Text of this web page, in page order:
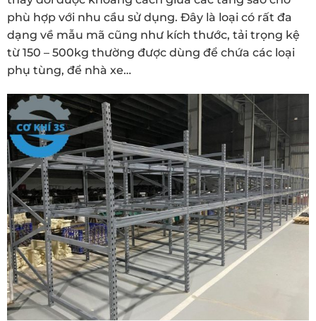
phù hợp với nhu cầu sử dụng. Đây là loại có rất đa
dạng về mẫu mã cũng như kích thước, tải trọng kệ
từ 150 – 500kg thường được dùng để chứa các loại
phụ tùng, để nhà xe…